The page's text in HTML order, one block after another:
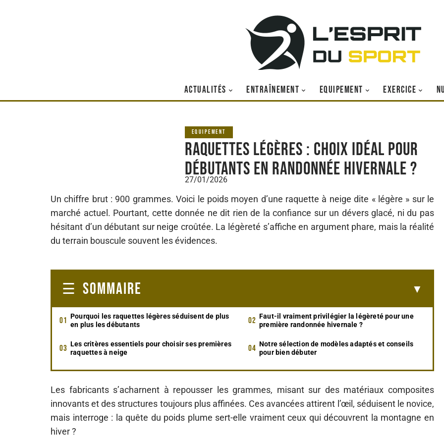
ACTUALITÉS ENTRAÎNEMENT EQUIPEMENT EXERCICE
EQUIPEMENT
Raquettes légères : choix idéal pour
débutants en randonnée hivernale ?
27/01/2026
Un chiffre brut : 900 grammes. Voici le poids moyen d’une raquette à neige dite « légère » sur le
marché actuel. Pourtant, cette donnée ne dit rien de la confiance sur un dévers glacé, ni du pas
hésitant d’un débutant sur neige croûtée. La légèreté s’affiche en argument phare, mais la réalité
du terrain bouscule souvent les évidences.
SOMMAIRE
Pourquoi les raquettes légères séduisent de plus
en plus les débutants
Faut-il vraiment privilégier la légèreté pour une
première randonnée hivernale ?
Les critères essentiels pour choisir ses premières
raquettes à neige
Notre sélection de modèles adaptés et conseils
pour bien débuter
Les fabricants s’acharnent à repousser les grammes, misant sur des matériaux composites
innovants et des structures toujours plus affinées. Ces avancées attirent l’œil, séduisent le novice,
mais interroge : la quête du poids plume sert-elle vraiment ceux qui découvrent la montagne en
hiver ?